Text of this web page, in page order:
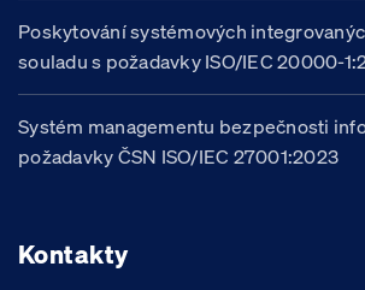
Poskytování systémových
souladu s požadavky ISO/IEC 20000-
Systém managementu bezpečnosti
požadavky ČSN ISO/IEC 27001:2023
Kontakty